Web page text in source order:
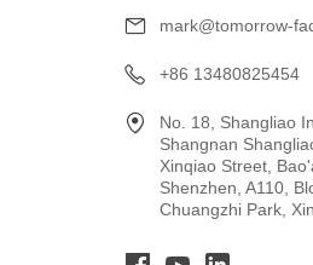
mark@tomorrow-
+86 13480825454
No. 18, Shangliao
Shangnan
Xinqiao Street,
Shenzhen, A110,
Chuangzhi Park,